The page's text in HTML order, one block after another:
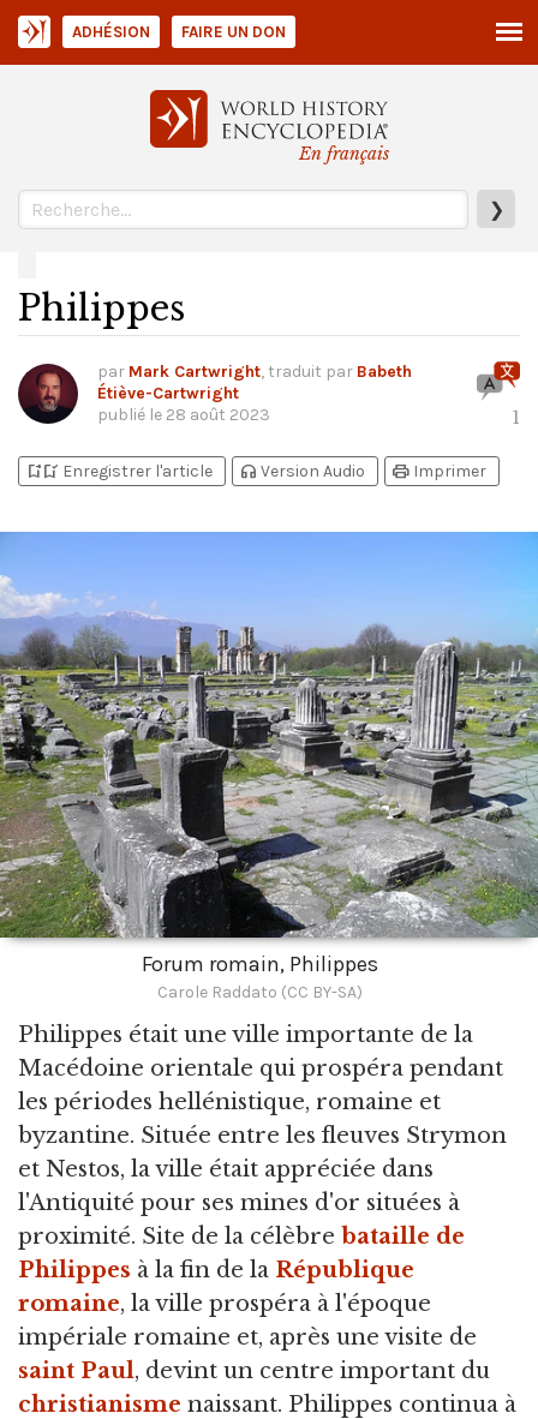
En français
❯
ADHÉSION FAIRE UN DON
Philippes
par Mark Cartwright, traduit par Babeth
Étiève-Cartwright
publié le 28 août 2023 1
bookmark_addbookmark_added Enregistrer l'article headphones Version Audio print Imprimer
Forum romain, Philippes
Carole Raddato (CC BY-SA)
Philippes était une ville importante de la
Macédoine orientale qui prospéra pendant
les périodes hellénistique, romaine et
byzantine. Située entre les fleuves Strymon
et Nestos, la ville était appréciée dans
l'Antiquité pour ses mines d'or situées à
proximité. Site de la célèbre bataille de
Philippes à la fin de la République
romaine, la ville prospéra à l'époque
impériale romaine et, après une visite de
saint Paul, devint un centre important du
christianisme naissant. Philippes continua à